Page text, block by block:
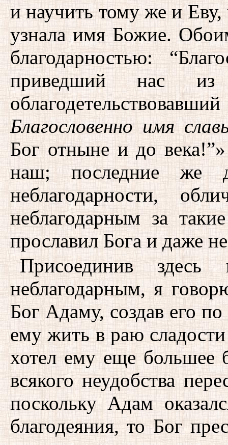
и научить тому же и Еву,
узнала имя Божие.
благодарностью:
приведший нас
Благословенно имя
Бог отныне и до
наш; последние же
неблагодарности,
неблагодарным за
прославил Бога и даже
Присоединив здесь
неблагодарным, я
Бог Адаму, создав его
ему жить в раю
хотел ему еще большее
всякого неудобства
поскольку Адам
благодеяния, то Бог